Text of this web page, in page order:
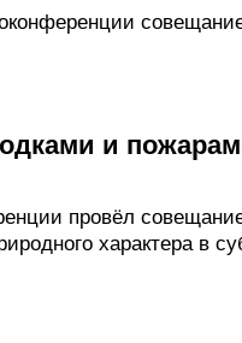
и
провёл
характера в